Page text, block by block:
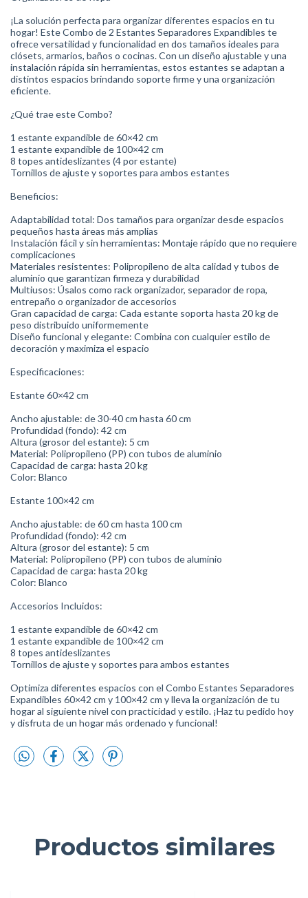
¡La solución perfecta para organizar diferentes espacios en tu
hogar! Este Combo de 2 Estantes Separadores Expandibles te
ofrece versatilidad y funcionalidad en dos tamaños ideales para
clósets, armarios, baños o cocinas. Con un diseño ajustable y una
instalación rápida sin herramientas, estos estantes se adaptan a
distintos espacios brindando soporte firme y una organización
eficiente.
¿Qué trae este Combo?
1 estante expandible de 60×42 cm
1 estante expandible de 100×42 cm
8 topes antideslizantes (4 por estante)
Tornillos de ajuste y soportes para ambos estantes
Beneficios:
Adaptabilidad total: Dos tamaños para organizar desde espacios
pequeños hasta áreas más amplias
Instalación fácil y sin herramientas: Montaje rápido que no requiere
complicaciones
Materiales resistentes: Polipropileno de alta calidad y tubos de
aluminio que garantizan firmeza y durabilidad
Multiusos: Úsalos como rack organizador, separador de ropa,
entrepaño o organizador de accesorios
Gran capacidad de carga: Cada estante soporta hasta 20 kg de
peso distribuido uniformemente
Diseño funcional y elegante: Combina con cualquier estilo de
decoración y maximiza el espacio
Especificaciones:
Estante 60×42 cm
Ancho ajustable: de 30-40 cm hasta 60 cm
Profundidad (fondo): 42 cm
Altura (grosor del estante): 5 cm
Material: Polipropileno (PP) con tubos de aluminio
Capacidad de carga: hasta 20 kg
Color: Blanco
Estante 100×42 cm
Ancho ajustable: de 60 cm hasta 100 cm
Profundidad (fondo): 42 cm
Altura (grosor del estante): 5 cm
Material: Polipropileno (PP) con tubos de aluminio
Capacidad de carga: hasta 20 kg
Color: Blanco
Accesorios Incluidos:
1 estante expandible de 60×42 cm
1 estante expandible de 100×42 cm
8 topes antideslizantes
Tornillos de ajuste y soportes para ambos estantes
Optimiza diferentes espacios con el Combo Estantes Separadores
Expandibles 60×42 cm y 100×42 cm y lleva la organización de tu
hogar al siguiente nivel con practicidad y estilo. ¡Haz tu pedido hoy
y disfruta de un hogar más ordenado y funcional!
Productos similares